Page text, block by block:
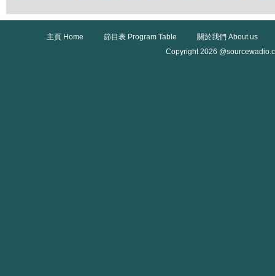
主頁 Home 節目表 Program Table
關於我們 About us
Copyright 2026